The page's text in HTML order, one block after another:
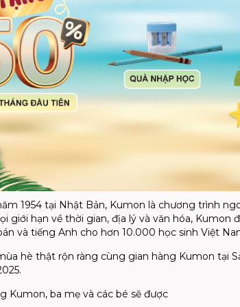
1954 tại Nhật Bản, Kumon là chương trình
giới hạn về thời gian, địa lý và văn hóa,
và tiếng Anh cho hơn 10.000 học sinh Việt
hè thật rộn ràng cùng gian hàng Kumon tại
Kumon, ba mẹ và các bé sẽ được